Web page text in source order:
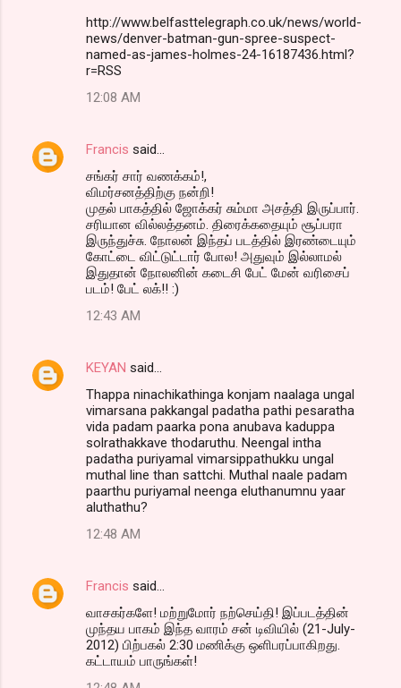
http://www.belfasttelegraph.co.uk/news/world-
news/denver-batman-gun-spree-suspect-
named-as-james-holmes-24-16187436.html?
r=RSS
12:08 AM
Francis said…
சங்கர் சார் வணக்கம்!,
விமர்சனத்திற்கு நன்றி!
முதல் பாகத்தில் ஜோக்கர் சும்மா அசத்தி இருப்பார்.
சரியான வில்லத்தனம். திரைக்கதையும் சூப்பரா
இருந்துச்சு. நோலன் இந்தப் படத்தில் இரண்டையும்
கோட்டை விட்டுட்டார் போல! அதுவும் இல்லாமல்
இதுதான் நோலனின் கடைசி பேட் மேன் வரிசைப்
படம்! பேட் லக்!! :)
12:43 AM
KEYAN said…
Thappa ninachikathinga konjam naalaga ungal
vimarsana pakkangal padatha pathi pesaratha
vida padam paarka pona anubava kaduppa
solrathakkave thodaruthu. Neengal intha
padatha puriyamal vimarsippathukku ungal
muthal line than sattchi. Muthal naale padam
paarthu puriyamal neenga eluthanumnu yaar
aluthathu?
12:48 AM
Francis said…
வாசகர்களே! மற்றுமோர் நற்செய்தி! இப்படத்தின்
முந்தய பாகம் இந்த வாரம் சன் டிவியில் (21-July-
2012) பிற்பகல் 2:30 மணிக்கு ஒளிபரப்பாகிறது.
கட்டாயம் பாருங்கள்!